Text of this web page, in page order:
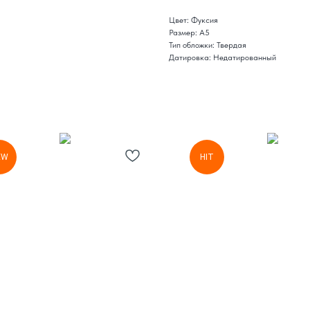
Цвет: Фуксия
Размер: А5
Тип обложки: Твердая
Датировка: Недатированный
HIT